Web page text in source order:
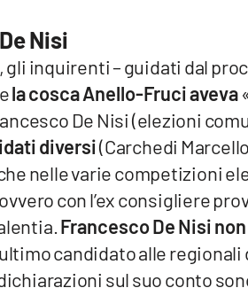
Nisi
inquirenti – guidati dal
la cosca Anello-Fruci aveva
De Nisi (elezioni
diversi(Carchedi
nelle varie competizioni
con l’ex consigliere
Francesco De Nisi
candidato alle regionali
sul suo conto